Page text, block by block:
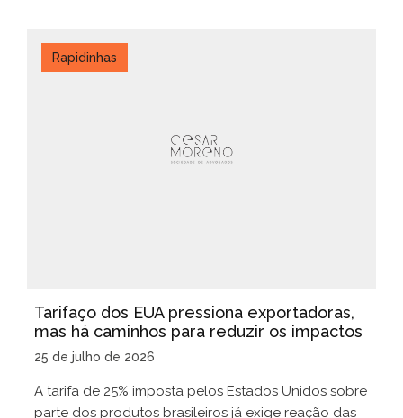
Rapidinhas
Tarifaço dos EUA pressiona exportadoras,
mas há caminhos para reduzir os impactos
25 de julho de 2026
A tarifa de 25% imposta pelos Estados Unidos sobre
parte dos produtos brasileiros já exige reação das